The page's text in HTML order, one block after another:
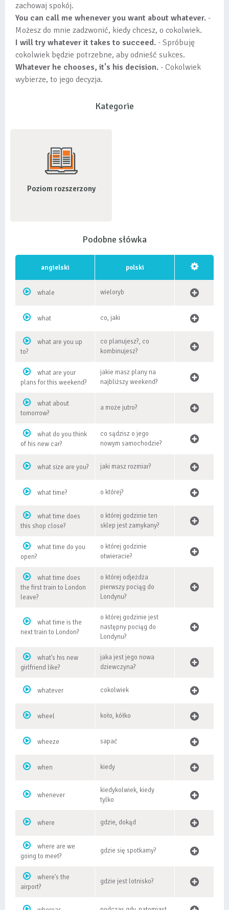
zachowaj spokój.
You can call me whenever you want about whatever. -
Możesz do mnie zadzwonić, kiedy chcesz, o cokolwiek.
I will try whatever it takes to succeed. - Spróbuję
cokolwiek będzie potrzebne, aby odnieść sukces.
Whatever he chooses, it's his decision. - Cokolwiek
wybierze, to jego decyzja.
Kategorie
Poziom rozszerzony
Podobne słówka
angielski polski
whale wieloryb
what co, jaki
what are you up
to?
co planujesz?, co
kombinujesz?
what are your
plans for this weekend?
jakie masz plany na
najbliższy weekend?
what about
tomorrow?
a może jutro?
what do you think
of his new car?
co sądzisz o jego
nowym samochodzie?
what size are you? jaki masz rozmiar?
what time? o której?
what time does
this shop close?
o której godzinie ten
sklep jest zamykany?
what time do you
open?
o której godzinie
otwieracie?
what time does
the first train to London
leave?
o której odjeżdża
pierwszy pociąg do
Londynu?
what time is the
next train to London?
o której godzinie jest
następny pociąg do
Londynu?
what's his new
girlfriend like?
jaka jest jego nowa
dziewczyna?
whatever cokolwiek
wheel koło, kółko
wheeze sapać
when kiedy
whenever
kiedykolwiek, kiedy
tylko
where gdzie, dokąd
where are we
going to meet?
gdzie się spotkamy?
where's the
airport?
gdzie jest lotnisko?